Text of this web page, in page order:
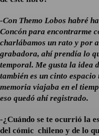
-Con Themo Lobos habré
Concón para encontrarme
charlábamos un rato y por
grabadora, ahí prendía lo
temporal. Me gusta la idea
también es un cinto
memoria viajaba en el
eso quedó ahí registrado.
-¿Cuándo se te ocurrió la
del cómic chileno y de lo